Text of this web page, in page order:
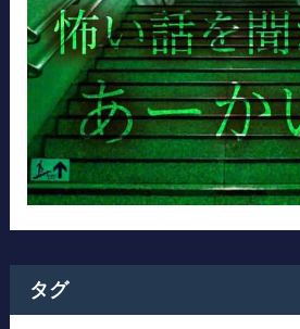
タグ